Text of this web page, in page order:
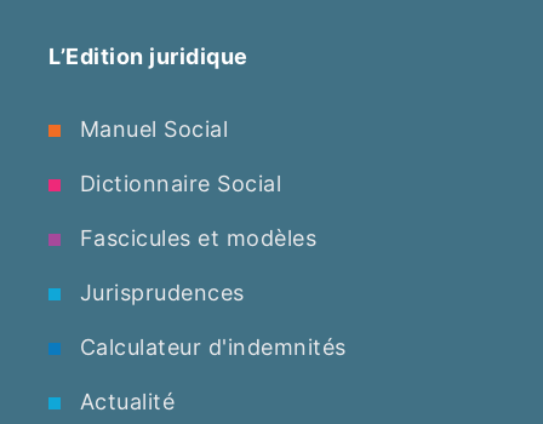
L’Edition juridique
Manuel Social
Dictionnaire Social
Fascicules et modèles
Jurisprudences
Calculateur d'indemnités
Actualité